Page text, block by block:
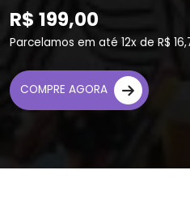
R$ 199,00
Parcelamos em até 12x de R$
COMPRE AGORA